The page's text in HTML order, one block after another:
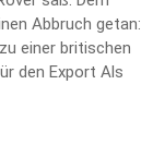
Abbruch getan:
einer britischen
den Export Als